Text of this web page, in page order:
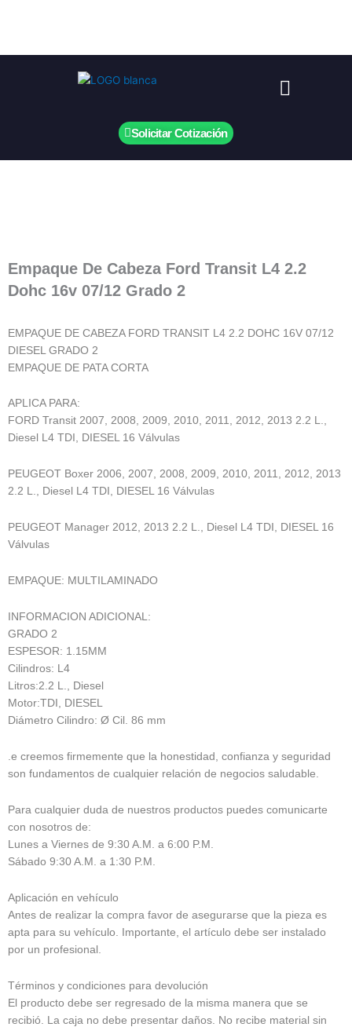
Menú
Solicitar Cotización
Empaque De Cabeza Ford Transit L4 2.2
Dohc 16v 07/12 Grado 2
EMPAQUE DE CABEZA FORD TRANSIT L4 2.2 DOHC 16V 07/12
DIESEL GRADO 2
EMPAQUE DE PATA CORTA
APLICA PARA:
FORD Transit 2007, 2008, 2009, 2010, 2011, 2012, 2013 2.2 L.,
Diesel L4 TDI, DIESEL 16 Válvulas
PEUGEOT Boxer 2006, 2007, 2008, 2009, 2010, 2011, 2012, 2013
2.2 L., Diesel L4 TDI, DIESEL 16 Válvulas
PEUGEOT Manager 2012, 2013 2.2 L., Diesel L4 TDI, DIESEL 16
Válvulas
EMPAQUE: MULTILAMINADO
INFORMACION ADICIONAL:
GRADO 2
ESPESOR: 1.15MM
Cilindros: L4
Litros:2.2 L., Diesel
Motor:TDI, DIESEL
Diámetro Cilindro: Ø Cil. 86 mm
.e creemos firmemente que la honestidad, confianza y seguridad
son fundamentos de cualquier relación de negocios saludable.
Para cualquier duda de nuestros productos puedes comunicarte
con nosotros de:
Lunes a Viernes de 9:30 A.M. a 6:00 P.M.
Sábado 9:30 A.M. a 1:30 P.M.
Aplicación en vehículo
Antes de realizar la compra favor de asegurarse que la pieza es
apta para su vehículo. Importante, el artículo debe ser instalado
por un profesional.
Términos y condiciones para devolución
El producto debe ser regresado de la misma manera que se
recibió. La caja no debe presentar daños. No recibe material sin